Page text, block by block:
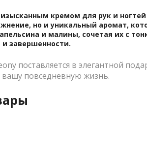
кремом для рук и
но и уникальный аромат,
и малины, сочетая их с
завершенности.
поставляется в элегантной
повседневную жизнь.